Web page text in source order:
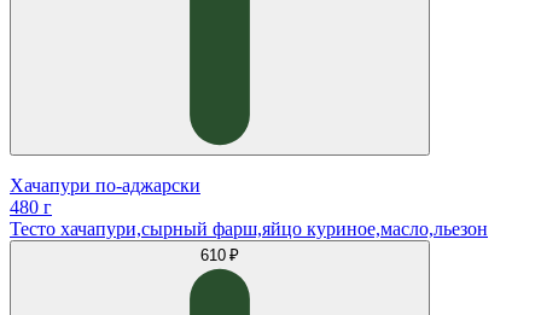
Хачапури по-аджарски
480 г
Тесто хачапури,сырный фарш,яйцо куриное,масло,льезон
610 ₽